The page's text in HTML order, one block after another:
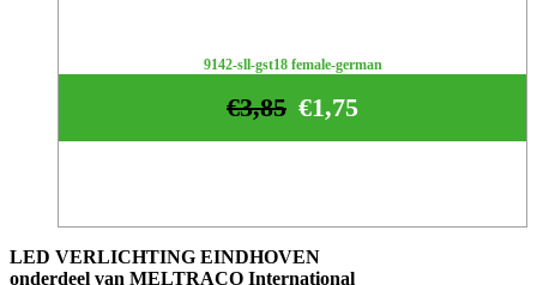
9142-sll-gst18 female-german
€1,75
€3,85
LED VERLICHTING EINDHOVEN
onderdeel van MELTRACO International